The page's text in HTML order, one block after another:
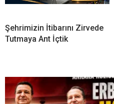
Şehrimizin İtibarını Zirvede
Tutmaya Ant İçtik